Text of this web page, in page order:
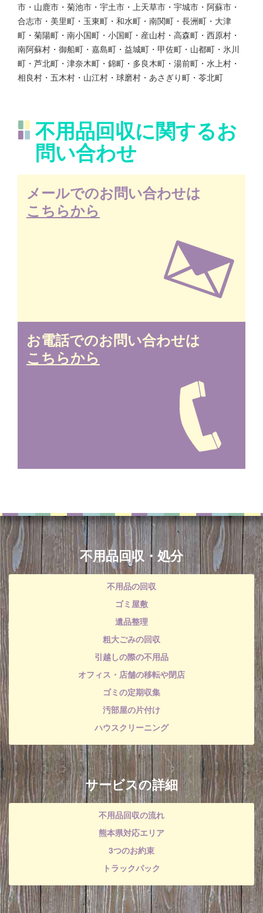
市・山鹿市・菊池市・宇土市・上天草市・宇城市・阿蘇市・
合志市・美里町・玉東町・和水町・南関町・長洲町・大津
町・菊陽町・南小国町・小国町・産山村・高森町・西原村・
南阿蘇村・御船町・嘉島町・益城町・甲佐町・山都町・氷川
町・芦北町・津奈木町・錦町・多良木町・湯前町・水上村・
相良村・五木村・山江村・球磨村・あさぎり町・苓北町
不用品回収に関するお
問い合わせ
メールでのお問い合わせは
こちらから
お電話でのお問い合わせは
こちらから
不用品回収・処分
不用品の回収
ゴミ屋敷
遺品整理
粗大ごみの回収
引越しの際の不用品
オフィス・店舗の移転や閉店
ゴミの定期収集
汚部屋の片付け
ハウスクリーニング
サービスの詳細
不用品回収の流れ
熊本県対応エリア
3つのお約束
トラックパック